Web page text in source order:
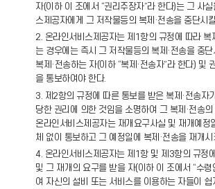
자(이하 이 조에서 “권리주장자”라 한다)는 그 사실
스제공자에게 그 저작물등의 복제·전송을 중단시
2. 온라인서비스제공자는 제1항의 규정에 따라 복
는 경우에는 즉시 그 저작물등의 복제·전송을 중
복제·전송하는 자(이하 “복제·전송자”라 한다) 및
을 통보하여야 한다.
3. 제2항의 규정에 따른 통보를 받은 복제·전송자
당한 권리에 의한 것임을 소명하여 그 복제·전송
온라인서비스제공자는 재개요구사실 및 재개예정
체 없이 통보하고 그 예정일에 복제·전송을 재개시
4. 온라인서비스제공자는 제1항 및 제3항의 규정
및 그 재개의 요구를 받을 자(이하 이 조에서 “수령
여 자신의 설비 또는 서비스를 이용하는 자들이